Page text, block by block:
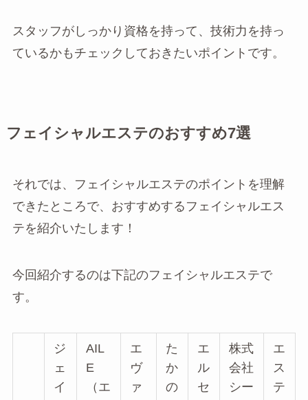
スタッフがしっかり資格を持って、技術力を持っ
ているかもチェックしておきたいポイントです。
フェイシャルエステのおすすめ7選
それでは、フェイシャルエステのポイントを理解
できたところで、おすすめするフェイシャルエス
テを紹介いたします！
今回紹介するのは下記のフェイシャルエステで
す。
ジ
ェ
イ
AIL
E
（エ
エ
ヴ
ァ
た
か
の
エ
ル
セ
株式
会社
シー
エ
ス
テ